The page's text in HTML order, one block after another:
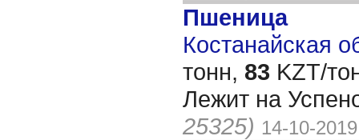
Пшеница
Костанайская
тонн, 83 KZT/
Лежит на
25325) 14-10-2019